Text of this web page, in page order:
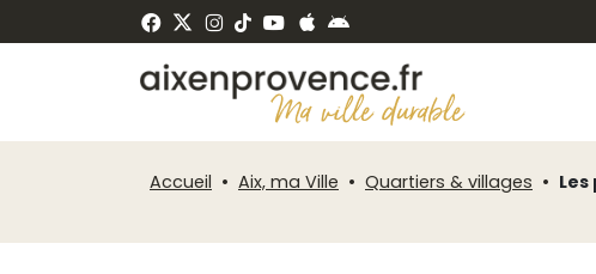
Accueil Aix, ma Ville Quartiers & villages
de
Panneau de gestion des cookies